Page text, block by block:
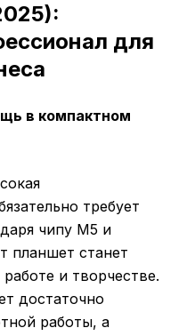
для
в компактном
требует
чипу M5 и
планшет станет
и творчестве.
достаточно
работы, а